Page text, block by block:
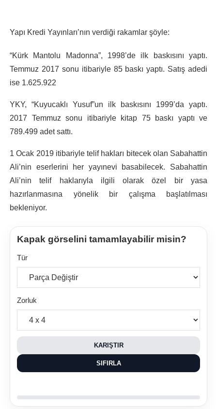
Yapı Kredi Yayınları’nın verdiği rakamlar şöyle:
“Kürk Mantolu Madonna”, 1998’de ilk baskısını yaptı.
Temmuz 2017 sonu itibariyle 85 baskı yaptı. Satış adedi
ise 1.625.922
YKY, “Kuyucaklı Yusuf”un ilk baskısını 1999’da yaptı.
2017 Temmuz sonu itibariyle kitap 75 baskı yaptı ve
789.499 adet sattı.
1 Ocak 2019 itibariyle telif hakları bitecek olan Sabahattin
Ali’nin eserlerini her yayınevi basabilecek. Sabahattin
Ali’nin telif haklarıyla ilgili olarak özel bir yasa
hazırlanmasına yönelik bir çalışma başlatılması
bekleniyor.
Kapak görselini tamamlayabilir misin?
Tür
Zorluk
KARIŞTIR
SIFIRLA